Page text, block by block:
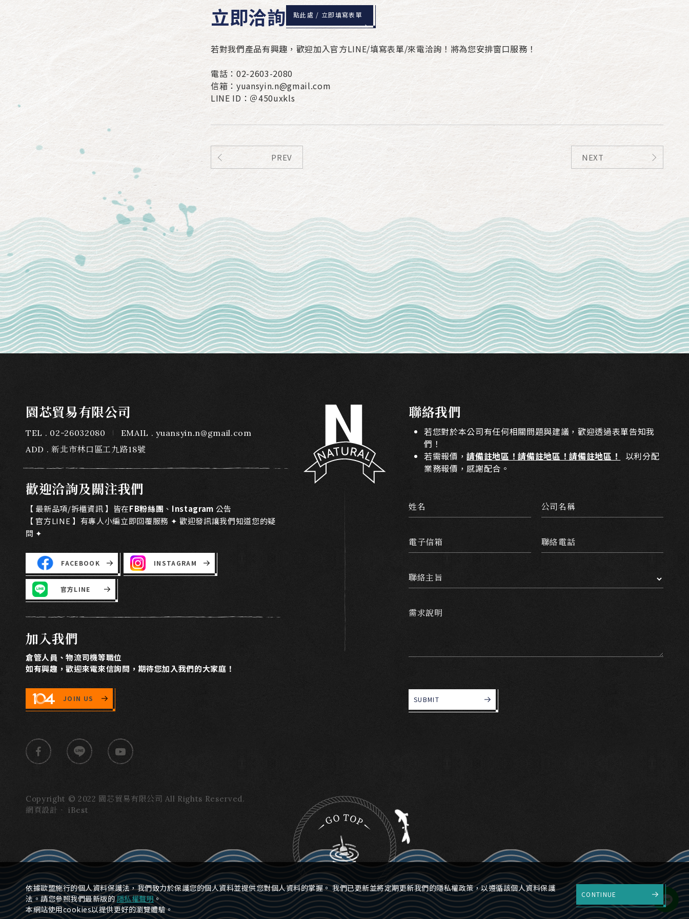
立即洽詢 點此處 / 立即填寫表單
若對我們產品有興趣，歡迎加入官方LINE/填寫表單/來電洽詢！將為您安排窗口服務！
電話：02-2603-2080
信箱：yuansyin.n@gmail.com
LINE ID：＠450uxkls
PREV NEXT
園芯貿易有限公司
TEL 02-26032080 EMAIL
yuansyin.n@gmail.com
ADD
新北市林口區工九路18號
歡迎洽詢及關注我們
【 最新品項/拆櫃資訊 】皆在FB粉絲團 、 Instagram 公告
【 官方LINE 】有專人小編立即回覆服務 ✦ 歡迎發訊讓我們知道您的疑
問 ✦
FACEBOOK INSTAGRAM
官方LINE
加入我們
倉管人員、物流司機等職位
如有興趣，歡迎來電來信詢問，期待您加入我們的大家庭！
JOIN US
Copyright © 2022 園芯貿易有限公司 All Rights Reserved.
網頁設計 ‧iBest
聯絡我們
若您對於本公司有任何相關問題與建議，歡迎透過表單告知我
們！
若需報價，請備註地區！請備註地區！請備註地區！
以利分配
業務報價，感謝配合。
姓名 公司名稱
電子信箱 聯絡電話
聯絡主旨
需求說明
SUBMIT
依據歐盟施行的個人資料保護法，我們致力於保護您的個人資料並提供您對個人資料的掌握。 我們已更新並將定期更新我們的隱私權政策，以遵循該個人資料保護
法。請您參照我們最新版的隱私權聲明。
本網站使用cookies以提供更好的瀏覽體驗。
CONTINUE